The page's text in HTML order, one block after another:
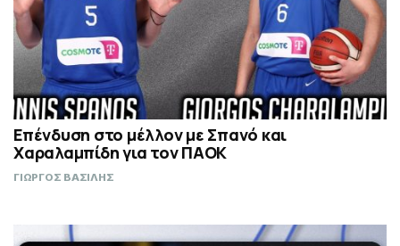
Επένδυση στο μέλλον με Σπανό και
Χαραλαμπίδη για τον ΠΑΟΚ
ΓΙΩΡΓΟΣ ΒΑΣΙΛΗΣ